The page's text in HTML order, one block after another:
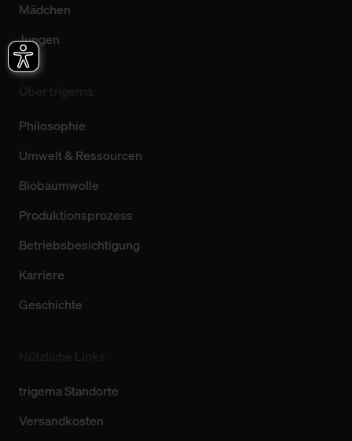
Mädchen
Jungen
Philosophie
Umwelt & Ressourcen
Biobaumwolle
Produktionsprozess
Betriebsbesichtigung
Karriere
Geschichte
trigema Standorte
Versandkosten